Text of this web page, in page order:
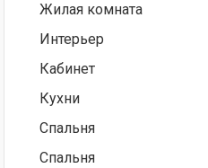
Жилая комната
Интерьер
Кабинет
Кухни
Спальня
Спальня